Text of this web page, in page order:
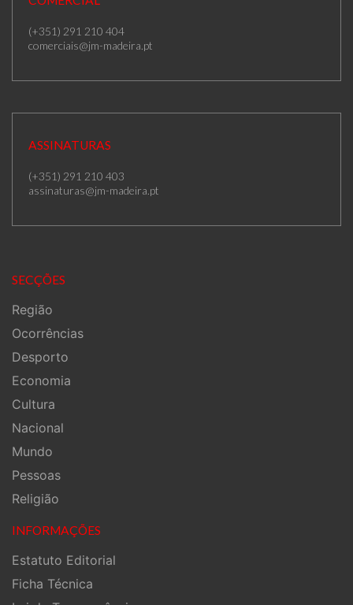
(+351) 291 210 404
comerciais@jm-madeira.pt
ASSINATURAS
(+351) 291 210 403
assinaturas@jm-madeira.pt
SECÇÕES
Região
Ocorrências
Desporto
Economia
Cultura
Nacional
Mundo
Pessoas
Religião
INFORMAÇÕES
Estatuto Editorial
Ficha Técnica